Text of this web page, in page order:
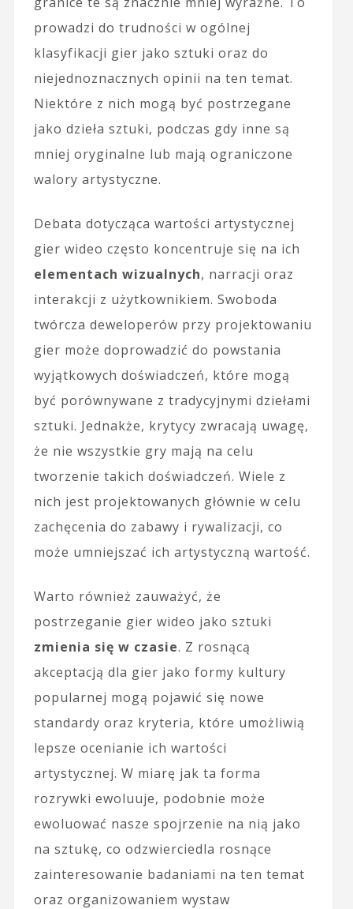
prowadzi do trudności w ogólnej
klasyfikacji gier jako sztuki oraz do
niejednoznacznych opinii na ten temat.
Niektóre z nich mogą być postrzegane
jako dzieła sztuki, podczas gdy inne są
mniej oryginalne lub mają ograniczone
walory artystyczne.
Debata dotycząca wartości artystycznej
gier wideo często koncentruje się na ich
elementach wizualnych, narracji oraz
interakcji z użytkownikiem. Swoboda
twórcza deweloperów przy projektowaniu
gier może doprowadzić do powstania
wyjątkowych doświadczeń, które mogą
być porównywane z tradycyjnymi dziełami
sztuki. Jednakże, krytycy zwracają uwagę,
że nie wszystkie gry mają na celu
tworzenie takich doświadczeń. Wiele z
nich jest projektowanych głównie w celu
zachęcenia do zabawy i rywalizacji, co
może umniejszać ich artystyczną wartość.
Warto również zauważyć, że
postrzeganie gier wideo jako sztuki
zmienia się w czasie. Z rosnącą
akceptacją dla gier jako formy kultury
popularnej mogą pojawić się nowe
standardy oraz kryteria, które umożliwią
lepsze ocenianie ich wartości
artystycznej. W miarę jak ta forma
rozrywki ewoluuje, podobnie może
ewoluować nasze spojrzenie na nią jako
na sztukę, co odzwierciedla rosnące
zainteresowanie badaniami na ten temat
oraz organizowaniem wystaw